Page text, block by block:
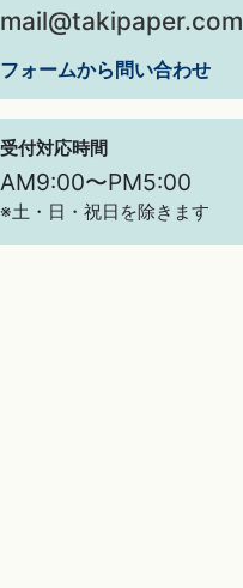
mail@takipaper.com
フォームから問い合わせ
受付対応時間
AM9:00〜PM5:00
※土・日・祝日を除きます